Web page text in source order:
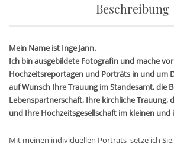
Beschreibung
Mein Name ist Inge Jann.
Ich bin ausgebildete Fotografin und mache
Hochzeitsreportagen und Porträts in und um
auf Wunsch Ihre Trauung im Standesamt, die
Lebenspartnerschaft, Ihre kirchliche Trauung,
und Ihre Hochzeitsgesellschaft im kleinen und
Mit meinen individuellen Porträts setze ich